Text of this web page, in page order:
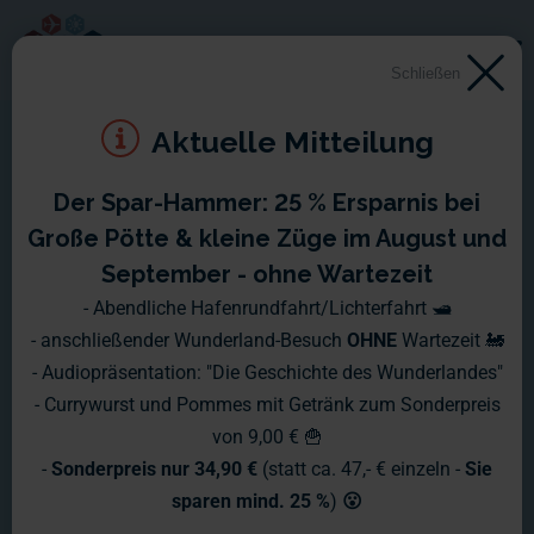
Schließen
Aktuelle Mitteilung
Der Spar-Hammer: 25 % Ersparnis bei
Große Pötte & kleine Züge im August und
September - ohne Wartezeit
- Abendliche Hafenrundfahrt/Lichterfahrt 🛥️
- anschließender Wunderland-Besuch OHNE Wartezeit 🚂
- Audiopräsentation: "Die Geschichte des Wunderlandes"
- Currywurst und Pommes mit Getränk zum Sonderpreis
von 9,00 € 🍟
- Sonderpreis nur 34,90 € (statt ca. 47,- € einzeln - Sie
sparen mind. 25 %) 😮